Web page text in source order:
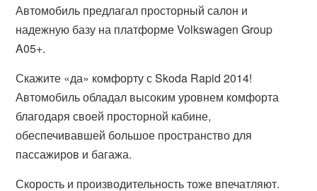
Автомобиль предлагал просторный салон и
надежную базу на платформе Volkswagen Group
A05+.
Скажите «да» комфорту с Skoda Rapid 2014!
Автомобиль обладал высоким уровнем комфорта
благодаря своей просторной кабине,
обеспечивавшей большое пространство для
пассажиров и багажа.
Скорость и производительность тоже впечатляют.